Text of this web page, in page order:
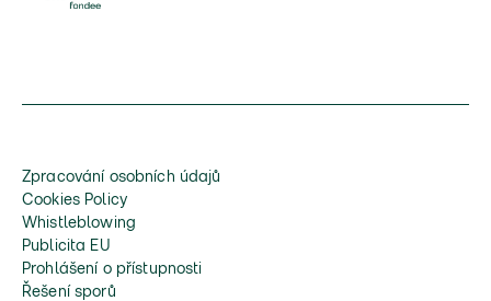
Zpracování osobních údajů
Cookies Policy
Whistleblowing
Publicita EU
Prohlášení o přístupnosti
Řešení sporů